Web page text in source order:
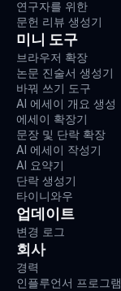
연구자를 위한
문헌 리뷰 생성기
미니 도구
브라우저 확장
논문 진술서 생성기
바꿔 쓰기 도구
AI 에세이 개요 생성
에세이 확장기
문장 및 단락 확장
AI 에세이 작성기
AI 요약기
단락 생성기
타이니와우
업데이트
변경 로그
회사
경력
인플루언서 프로그램